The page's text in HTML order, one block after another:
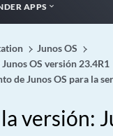
APPS
Junos OS
OS versión 23.4R1
de Junos OS para la
versión: